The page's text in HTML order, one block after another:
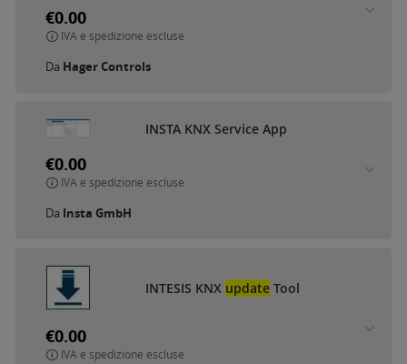
€0.00
IVA e spedizione escluse
Da Hager Controls
INSTA KNX Service App
€0.00
IVA e spedizione escluse
Da Insta GmbH
INTESIS KNX update Tool
€0.00
IVA e spedizione escluse